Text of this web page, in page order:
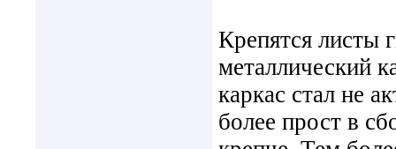
Крепятся листы
металлический
каркас стал не
более прост в